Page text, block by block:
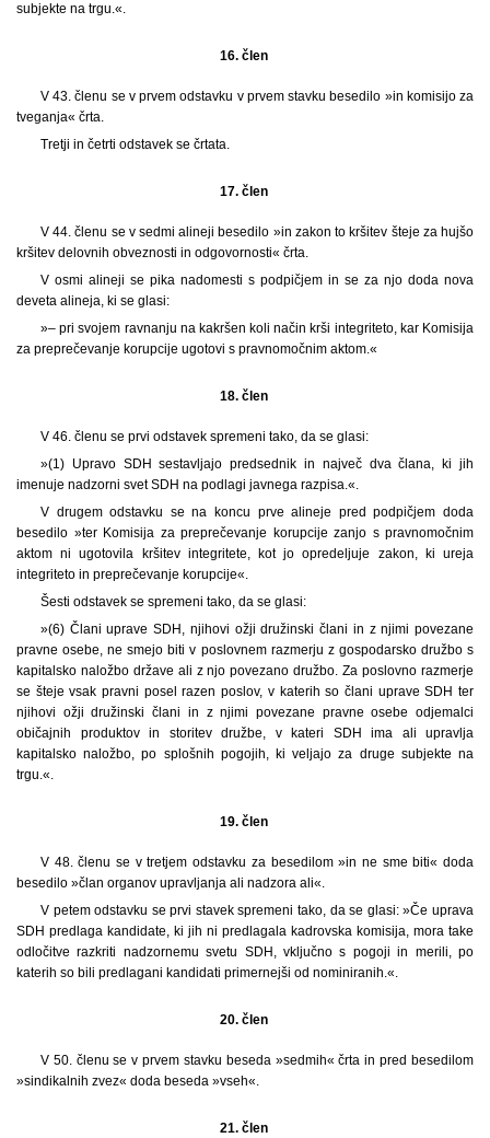
subjekte na trgu.«.
16. člen
V 43. členu se v prvem odstavku v prvem stavku besedilo »in komisijo za
tveganja« črta.
Tretji in četrti odstavek se črtata.
17. člen
V 44. členu se v sedmi alineji besedilo »in zakon to kršitev šteje za hujšo
kršitev delovnih obveznosti in odgovornosti« črta.
V osmi alineji se pika nadomesti s podpičjem in se za njo doda nova
deveta alineja, ki se glasi:
»– pri svojem ravnanju na kakršen koli način krši integriteto, kar Komisija
za preprečevanje korupcije ugotovi s pravnomočnim aktom.«
18. člen
V 46. členu se prvi odstavek spremeni tako, da se glasi:
»(1) Upravo SDH sestavljajo predsednik in največ dva člana, ki jih
imenuje nadzorni svet SDH na podlagi javnega razpisa.«.
V drugem odstavku se na koncu prve alineje pred podpičjem doda
besedilo »ter Komisija za preprečevanje korupcije zanjo s pravnomočnim
aktom ni ugotovila kršitev integritete, kot jo opredeljuje zakon, ki ureja
integriteto in preprečevanje korupcije«.
Šesti odstavek se spremeni tako, da se glasi:
»(6) Člani uprave SDH, njihovi ožji družinski člani in z njimi povezane
pravne osebe, ne smejo biti v poslovnem razmerju z gospodarsko družbo s
kapitalsko naložbo države ali z njo povezano družbo. Za poslovno razmerje
se šteje vsak pravni posel razen poslov, v katerih so člani uprave SDH ter
njihovi ožji družinski člani in z njimi povezane pravne osebe odjemalci
običajnih produktov in storitev družbe, v kateri SDH ima ali upravlja
kapitalsko naložbo, po splošnih pogojih, ki veljajo za druge subjekte na
trgu.«.
19. člen
V 48. členu se v tretjem odstavku za besedilom »in ne sme biti« doda
besedilo »član organov upravljanja ali nadzora ali«.
V petem odstavku se prvi stavek spremeni tako, da se glasi: »Če uprava
SDH predlaga kandidate, ki jih ni predlagala kadrovska komisija, mora take
odločitve razkriti nadzornemu svetu SDH, vključno s pogoji in merili, po
katerih so bili predlagani kandidati primernejši od nominiranih.«.
20. člen
V 50. členu se v prvem stavku beseda »sedmih« črta in pred besedilom
»sindikalnih zvez« doda beseda »vseh«.
21. člen